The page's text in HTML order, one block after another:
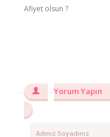
Afiyet olsun ?
Yorum Yapın